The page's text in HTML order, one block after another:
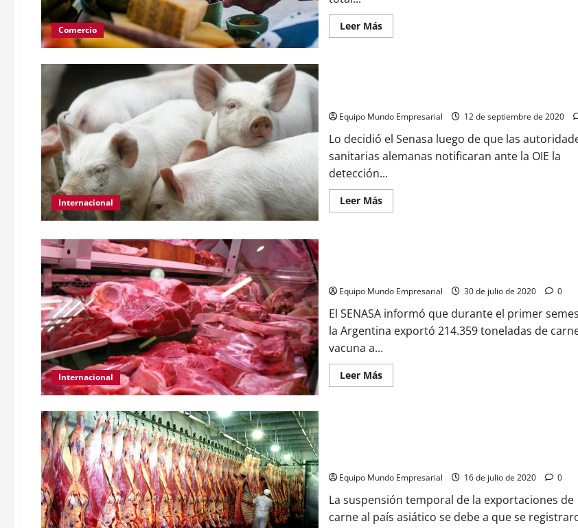
Facebook
Comercio Leer MásLeer
más
avanza
en
control
sobre
productos
comercios
digitales
Internacional
Equipo Mundo Empresarial 12 de septiembre de 2020
Lo decidió el Senasa luego de que las
sanitarias alemanas notificaran ante la OIE la
detección...
Leer MásLeer
más
de
Alemania
por
foco
peste
africana
Internacional
Equipo Mundo Empresarial 30 de julio de 2020 0
El SENASA informó que durante el primer
la Argentina exportó 214.359 toneladas de
vacuna a...
Leer MásLeer
más
de
15.000
millones
de
Equipo Mundo Empresarial 16 de julio de 2020 0
La suspensión temporal de la exportaciones de
carne al país asiático se debe a que se